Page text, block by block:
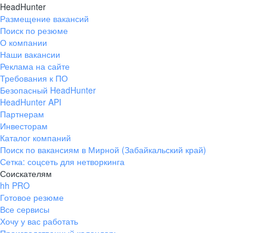
Екатеринбург
ул. Боевых Дружин, стр. 20,
+7 343 226-79-99
pr@ural.hh.ru
ул. Янковского, д. 169, 7 этаж,
706 каб.
+7 861 205-55-57
pr@krd.hh.ru
Владивосток
пер. Ланинский д. 4, офис 3.4
HeadHunter
Размещение вакансий
Поиск по резюме
О компании
Наши вакансии
Реклама на сайте
Требования к ПО
Безопасный HeadHunter
HeadHunter API
Партнерам
Инвесторам
Каталог компаний
Поиск по вакансиям в Мирной (Забайкальский край)
Сетка: соцсеть для нетворкинга
Соискателям
hh PRO
Готовое резюме
Все сервисы
Хочу у вас работать